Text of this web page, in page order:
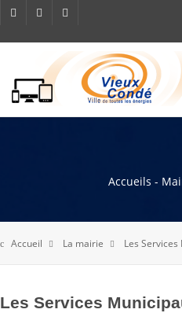
Accueils -
Accueil La mairie Les
Les Services